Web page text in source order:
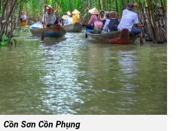
Cồn Sơn Cồn Phụng